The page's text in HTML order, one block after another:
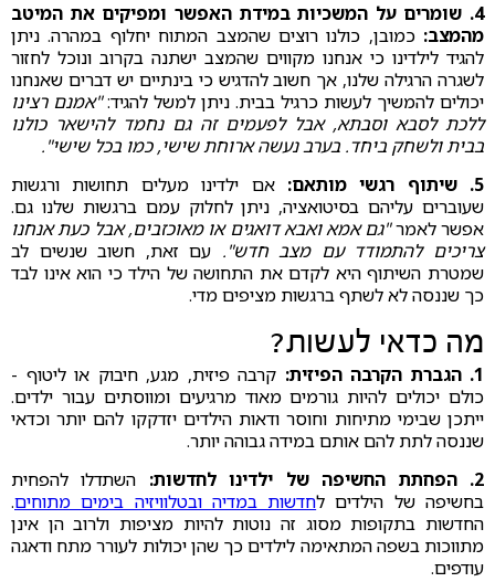
4. ⁠שומרים על המשכיות במידת האפשר ומפיקים את המיטב
מהמצב: כמובן, כולנו רוצים שהמצב המתוח יחלוף במהרה. ניתן
להגיד לילדינו כי ⁠אנחנו מקווים שהמצב ישתנה בקרוב ונוכל לחזור
לשגרה הרגילה שלנו, אך חשוב להדגיש כי בינתיים יש דברים שאנחנו
יכולים להמשיך לעשות כרגיל בבית. ניתן למשל להגיד:"אמנם רצינו
ללכת לסבא וסבתא, אבל לפעמים זה גם נחמד להישאר כולנו
בבית ולשחק ביחד. בערב נעשה ארוחת שישי, כמו בכל שישי".
5. שיתוף רגשי מותאם:
אם ילדינו מעלים תחושות ורגשות
שעוברים עליהם בסיטואציה, ניתן לחלוק עמם ברגשות שלנו גם.
אפשר לאמר"גם אמא ואבא דואגים או מאוכזבים, אבל כעת אנחנו
צריכים להתמודד עם מצב חדש". עם זאת, חשוב שנשים לב
שמטרת השיתוף היא לקדם את התחושה של הילד כי הוא אינו לבד
כך שננסה לא לשתף ברגשות מציפים מדי.
מה כדאי לעשות?
1. הגברת הקרבה הפיזית:
קרבה פיזית, מגע, חיבוק או ליטוף -
כולם יכולים להיות גורמים מאוד מרגיעים ומווסתים עבור ילדים.
ייתכן שבימי מתיחות וחוסר ודאות הילדים יזדקקו להם יותר וכדאי
שננסה לתת להם אותם במידה גבוהה יותר.
2. הפחתת החשיפה של ילדינו לחדשות:
השתדלו להפחית
בחשיפה של הילדים לחדשות במדיה ובטלוויזיה בימים מתוחים.
החדשות בתקופות מסוג זה נוטות להיות מציפות ולרוב הן אינן
מתווכות בשפה המתאימה לילדים כך שהן יכולות לעורר מתח ודאגה
עודפים.